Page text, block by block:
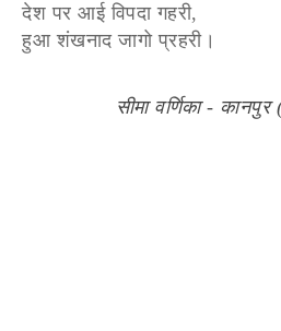
देश पर आई विपदा गहरी,
हुआ शंखनाद जागो प्रहरी।
सीमा वर्णिका -